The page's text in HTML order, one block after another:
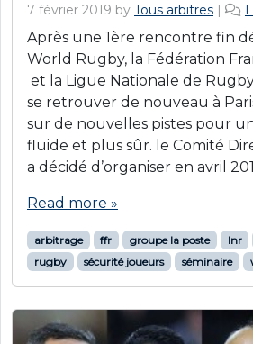
7 février 2019 by Tous arbitres |
Après une 1ère rencontre fin
World Rugby, la Fédération
et la Ligue Nationale de
se retrouver de nouveau à
sur de nouvelles pistes pour
fluide et plus sûr. le Comité
a décidé d’organiser en avril
Read more »
arbitrage ffr groupe la poste lnr
rugby
sécurité joueurs séminaire